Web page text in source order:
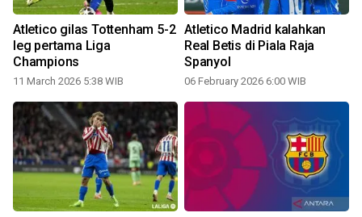
Atletico gilas Tottenham 5-2
leg pertama Liga
Champions
11 March 2026 5:38 WIB
Atletico Madrid kalahkan
Real Betis di Piala Raja
Spanyol
06 February 2026 6:00 WIB